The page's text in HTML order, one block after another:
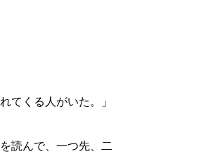
てくる人がいた。」
読んで、一つ先、二